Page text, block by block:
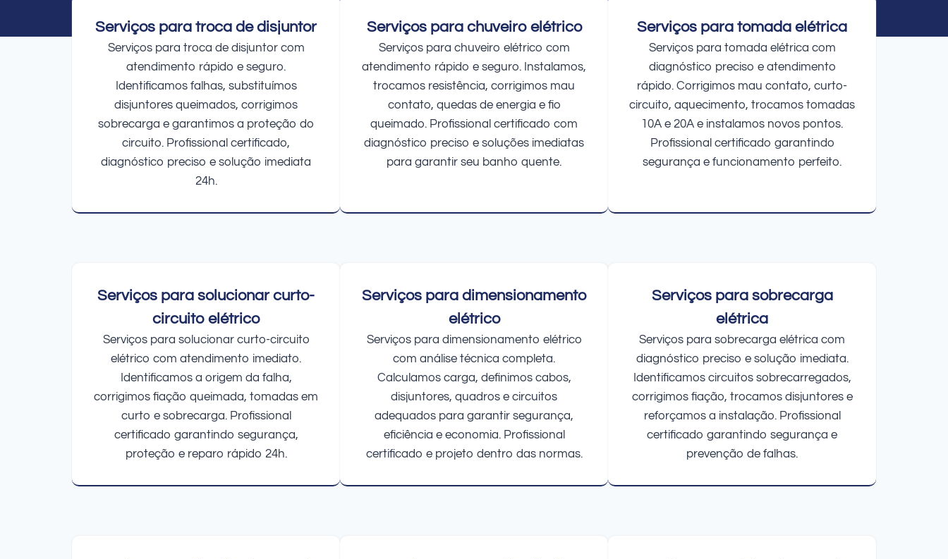
Serviços para troca de disjuntor
Serviços para troca de disjuntor com
atendimento rápido e seguro.
Identificamos falhas, substituímos
disjuntores queimados, corrigimos
sobrecarga e garantimos a proteção do
circuito. Profissional certificado,
diagnóstico preciso e solução imediata
24h.
Serviços para chuveiro elétrico
Serviços para chuveiro elétrico com
atendimento rápido e seguro. Instalamos,
trocamos resistência, corrigimos mau
contato, quedas de energia e fio
queimado. Profissional certificado com
diagnóstico preciso e soluções imediatas
para garantir seu banho quente.
Serviços para tomada elétrica
Serviços para tomada elétrica com
diagnóstico preciso e atendimento
rápido. Corrigimos mau contato, curto-
circuito, aquecimento, trocamos tomadas
10A e 20A e instalamos novos pontos.
Profissional certificado garantindo
segurança e funcionamento perfeito.
Serviços para solucionar curto-
circuito elétrico
Serviços para solucionar curto-circuito
elétrico com atendimento imediato.
Identificamos a origem da falha,
corrigimos fiação queimada, tomadas em
curto e sobrecarga. Profissional
certificado garantindo segurança,
proteção e reparo rápido 24h.
Serviços para dimensionamento
elétrico
Serviços para dimensionamento elétrico
com análise técnica completa.
Calculamos carga, definimos cabos,
disjuntores, quadros e circuitos
adequados para garantir segurança,
eficiência e economia. Profissional
certificado e projeto dentro das normas.
Serviços para sobrecarga
elétrica
Serviços para sobrecarga elétrica com
diagnóstico preciso e solução imediata.
Identificamos circuitos sobrecarregados,
corrigimos fiação, trocamos disjuntores e
reforçamos a instalação. Profissional
certificado garantindo segurança e
prevenção de falhas.